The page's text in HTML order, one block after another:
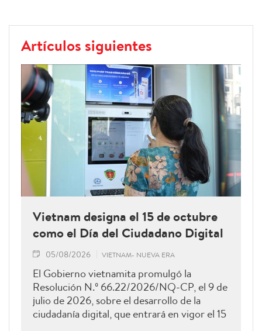
Artículos siguientes
Vietnam designa el 15 de octubre
como el Día del Ciudadano Digital
05/08/2026 VIETNAM- NUEVA ERA
El Gobierno vietnamita promulgó la
Resolución N.º 66.22/2026/NQ-CP, el 9 de
julio de 2026, sobre el desarrollo de la
ciudadanía digital, que entrará en vigor el 15